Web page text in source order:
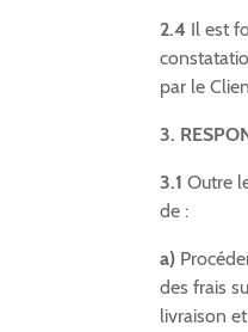
2.4 Il est
par le
3.
3.1 Outre
de :
a)
des frais
livraison